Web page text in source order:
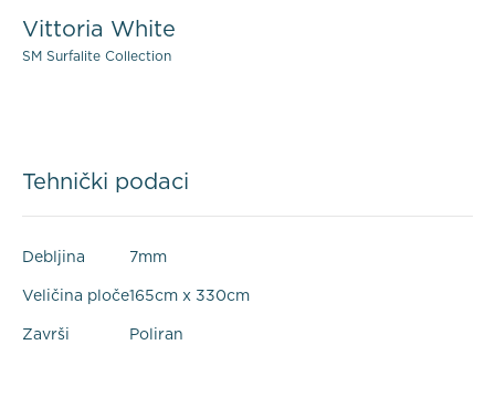
Vittoria White
SM Surfalite Collection
Tehnički podaci
Debljina
Veličina ploče
Završi
7mm
165cm x 330cm
Poliran